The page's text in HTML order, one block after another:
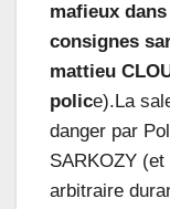
mafieux
consignes
mattieu
police).La
danger par
SARKOZY
arbitraire